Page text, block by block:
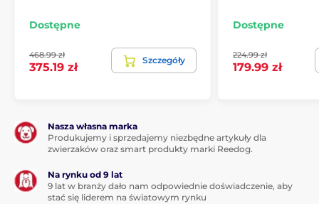
W aplikacji można łatwo dostosować dawkowanie
oraz ilości podawanej karmy. W ten sposób pomagasz
swoim zwierzętom nabrać dobrych nawyków
TUYA, umożliwiając integrację z innymi urządzeniami
w aplikacji TUYA. Ta kompatybilność zapewnia łatwe
zarządzanie i synchronizację różnych inteligentnych
urządzeń w domu, zapewniając jeszcze większą
wygodę i kontrolę nad opieką nad zwierzętami.
Dostępne
468.99 zł
375.19 zł
Szczegóły
Dostępne
224.99 zł
179.99 zł
Nasza własna marka
Produkujemy i sprzedajemy niezbędne artykuły dla
zwierzaków oraz smart produkty marki Reedog.
Na rynku od 9 lat
9 lat w branży dało nam odpowiednie doświadczenie, aby
stać się liderem na światowym rynku